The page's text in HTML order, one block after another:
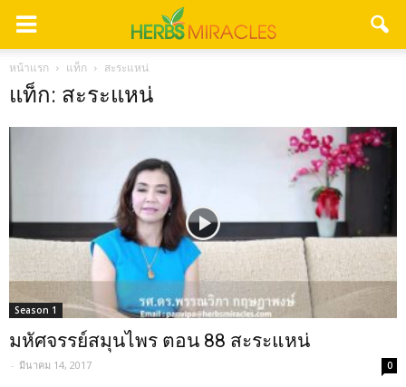
หน้าแรก แท็ก สะระแหน่
แท็ก: สะระแหน่
Season 1
มหัศจรรย์สมุนไพร ตอน 88 สะระแหน่
- มีนาคม 14, 2017 0